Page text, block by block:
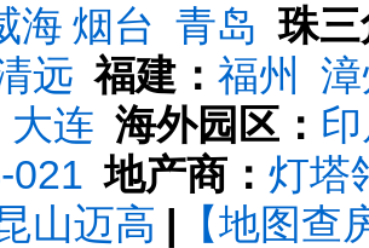
海 烟台 青岛 珠
远 福建： 福州
大连 海外园区：
021 地产商： 灯塔
山迈高 | 【地图查